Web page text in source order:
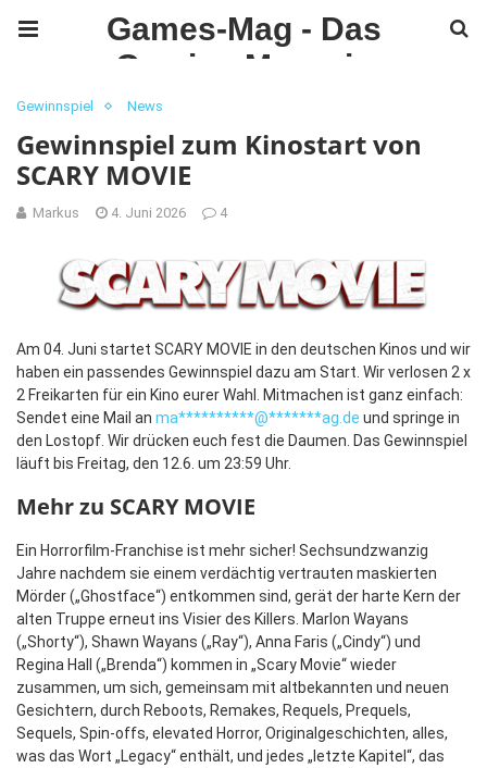
Games-Mag - Das
Gaming Magazin
Gewinnspiel News
Gewinnspiel zum Kinostart von
SCARY MOVIE
Markus 4. Juni 2026 4
Am 04. Juni startet SCARY MOVIE in den deutschen Kinos und wir
haben ein passendes Gewinnspiel dazu am Start. Wir verlosen 2 x
2 Freikarten für ein Kino eurer Wahl. Mitmachen ist ganz einfach:
Sendet eine Mail an ma**********@*******ag.de und springe in
den Lostopf. Wir drücken euch fest die Daumen. Das Gewinnspiel
läuft bis Freitag, den 12.6. um 23:59 Uhr.
Mehr zu SCARY MOVIE
Ein Horrorfilm-Franchise ist mehr sicher! Sechsundzwanzig
Jahre nachdem sie einem verdächtig vertrauten maskierten
Mörder („Ghostface“) entkommen sind, gerät der harte Kern der
alten Truppe erneut ins Visier des Killers. Marlon Wayans
(„Shorty“), Shawn Wayans („Ray“), Anna Faris („Cindy“) und
Regina Hall („Brenda“) kommen in „Scary Movie“ wieder
zusammen, um sich, gemeinsam mit altbekannten und neuen
Gesichtern, durch Reboots, Remakes, Requels, Prequels,
Sequels, Spin-offs, elevated Horror, Originalgeschichten, alles,
was das Wort „Legacy“ enthält, und jedes „letzte Kapitel“, das